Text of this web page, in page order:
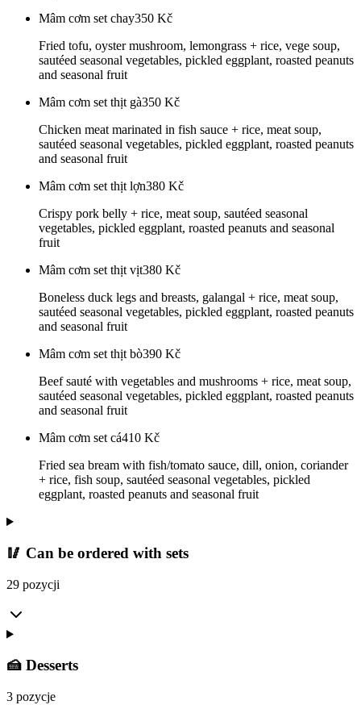
Mâm cơm set chay350 Kč
Fried tofu, oyster mushroom, lemongrass + rice, vege soup,
sautéed seasonal vegetables, pickled eggplant, roasted peanuts
and seasonal fruit
Mâm cơm set thịt gà350 Kč
Chicken meat marinated in fish sauce + rice, meat soup,
sautéed seasonal vegetables, pickled eggplant, roasted peanuts
and seasonal fruit
Mâm cơm set thịt lợn380 Kč
Crispy pork belly + rice, meat soup, sautéed seasonal
vegetables, pickled eggplant, roasted peanuts and seasonal
fruit
Mâm cơm set thịt vịt380 Kč
Boneless duck legs and breasts, galangal + rice, meat soup,
sautéed seasonal vegetables, pickled eggplant, roasted peanuts
and seasonal fruit
Mâm cơm set thịt bò390 Kč
Beef sauté with vegetables and mushrooms + rice, meat soup,
sautéed seasonal vegetables, pickled eggplant, roasted peanuts
and seasonal fruit
Mâm cơm set cá410 Kč
Fried sea bream with fish/tomato sauce, dill, onion, coriander
+ rice, fish soup, sautéed seasonal vegetables, pickled
eggplant, roasted peanuts and seasonal fruit
🥢 Can be ordered with sets
29 pozycji
🍰 Desserts
3 pozycje